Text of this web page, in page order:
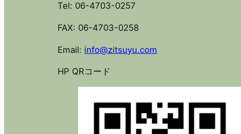
Tel: 06-4703-0257
FAX: 06-4703-0258
Email: info@zitsuyu.com
HP QRコード